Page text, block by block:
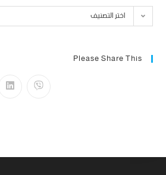
اختر التصنيف
Please Share This